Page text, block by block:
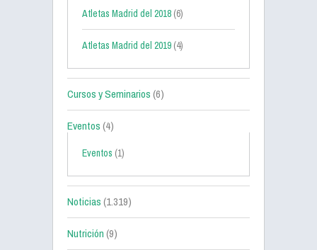
Atletas Madrid del 2018 (6)
Atletas Madrid del 2019 (4)
Cursos y Seminarios(6)
Eventos(4)
Eventos (1)
Noticias(1.319)
Nutrición(9)